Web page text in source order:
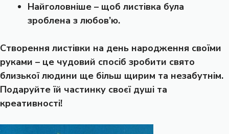
Найголовніше – щоб листівка була
зроблена з любов’ю.
Створення листівки на день народження своїми
руками – це чудовий спосіб зробити свято
близької людини ще більш щирим та незабутнім.
Подаруйте їй частинку своєї душі та
креативності!